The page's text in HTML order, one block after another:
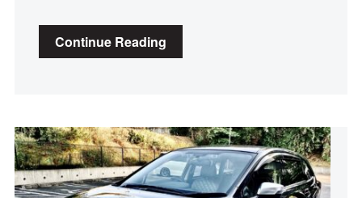
Continue Reading